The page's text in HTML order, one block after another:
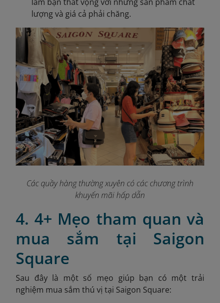
lượng và giá cả phải chăng.
Các quầy hàng thường xuyên có các chương trình
khuyến mãi hấp dẫn
4. 4+ Mẹo tham quan và
mua sắm tại Saigon
Square
Sau đây là một số mẹo giúp bạn có một trải
nghiệm mua sắm thú vị tại Saigon Square: